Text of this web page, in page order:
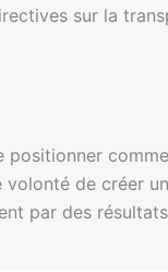
sur la
de créer
par des